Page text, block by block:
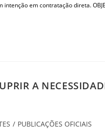
em contratação direta.
A
/ PUBLICAÇÕES OFICIAIS